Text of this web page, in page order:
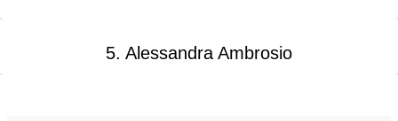
5. Alessandra Ambrosio